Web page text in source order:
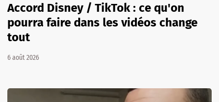
Accord Disney / TikTok : ce qu'on
pourra faire dans les vidéos change
tout
6 août 2026